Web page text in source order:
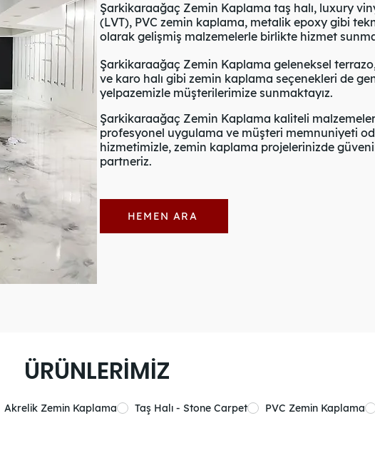
Şarkikaraağaç Zemin Kaplama taş halı, luxury
(LVT), PVC zemin kaplama, metalik epoxy gibi
olarak gelişmiş malzemelerle birlikte hizmet
Şarkikaraağaç Zemin Kaplama geleneksel
ve karo halı gibi zemin kaplama seçenekleri de
yelpazemizle müşterilerimize sunmaktayız.
Şarkikaraağaç Zemin Kaplama kaliteli
profesyonel uygulama ve müşteri memnuniyeti
hizmetimizle, zemin kaplama projelerinizde
partneriz.
HEMEN ARA
ÜRÜNLERİMİZ
Akrelik Zemin Kaplama Taş Halı - Stone Carpet PVC Zemin Kaplama